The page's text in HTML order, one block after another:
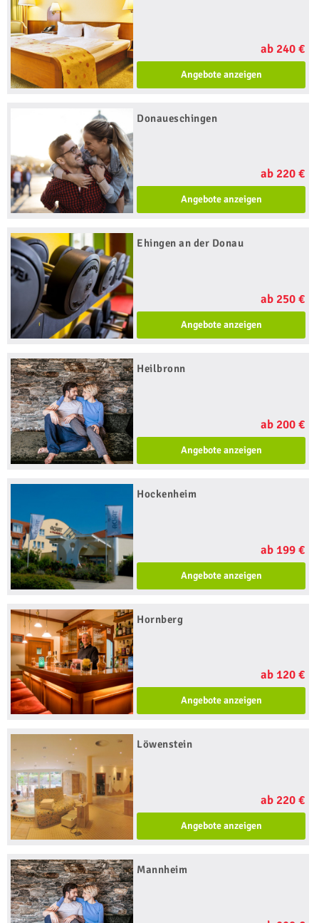
ab 240 €
Angebote anzeigen
Donaueschingen
ab 220 €
Angebote anzeigen
Ehingen an der Donau
ab 250 €
Angebote anzeigen
Heilbronn
ab 200 €
Angebote anzeigen
Hockenheim
ab 199 €
Angebote anzeigen
Hornberg
ab 120 €
Angebote anzeigen
Löwenstein
ab 220 €
Angebote anzeigen
Mannheim